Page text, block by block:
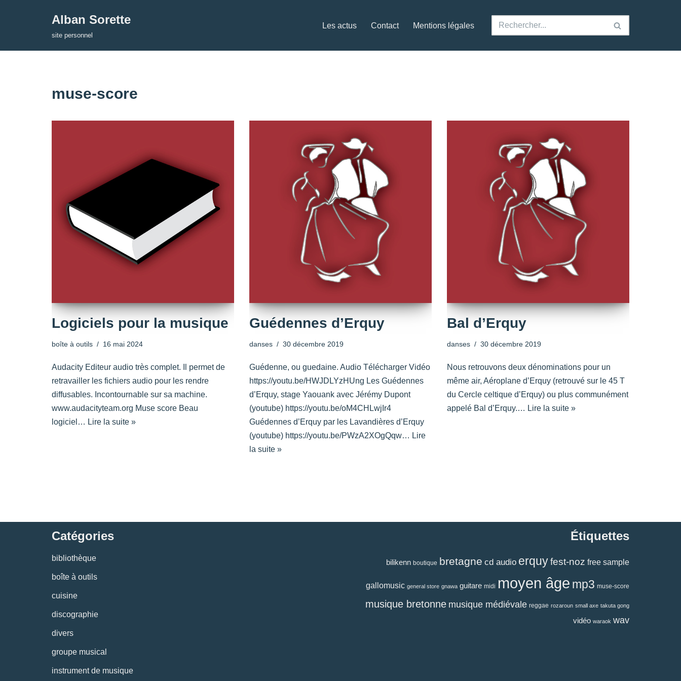
Alban Sorette
site personnel
Les actus Contact Mentions légales
muse-score
Logiciels pour la musique
boîte à outils 16 mai 2024
Audacity Editeur audio très complet. Il permet de
retravailler les fichiers audio pour les rendre
diffusables. Incontournable sur sa machine.
www.audacityteam.org Muse score Beau
logiciel… Lire la suite »
Guédennes d’Erquy
danses 30 décembre 2019
Guédenne, ou guedaine. Audio Télécharger Vidéo
https://youtu.be/HWJDLYzHUng Les Guédennes
d’Erquy, stage Yaouank avec Jérémy Dupont
(youtube) https://youtu.be/oM4CHLwjIr4
Guédennes d’Erquy par les Lavandières d’Erquy
(youtube) https://youtu.be/PWzA2XOgQqw… Lire
la suite »
Bal d’Erquy
danses 30 décembre 2019
Nous retrouvons deux dénominations pour un
même air, Aéroplane d’Erquy (retrouvé sur le 45 T
du Cercle celtique d’Erquy) ou plus communément
appelé Bal d’Erquy.… Lire la suite »
Catégories
bibliothèque
boîte à outils
cuisine
discographie
divers
groupe musical
instrument de musique
Étiquettes
bilikenn boutique bretagne cd audio erquyfest-noz free sample
gallomusic general store gnawa guitare midi moyen âge mp3 muse-score
musique bretonne musique médiévale reggae rozaroun small axe takuta gong
vidéo waraok wav